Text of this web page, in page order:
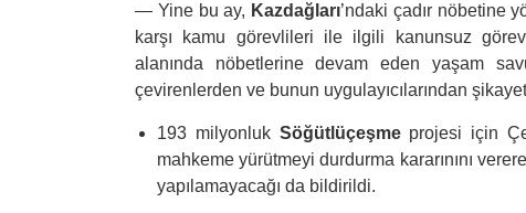
— Yine bu ay, Kazdağları’ndaki çadır nöbetine
karşı kamu görevlileri ile ilgili kanunsuz
alanında nöbetlerine devam eden yaşam
çevirenlerden ve bunun uygulayıcılarından
193 milyonluk Söğütlüçeşmeprojesi için
mahkeme yürütmeyi durdurma kararınını
yapılamayacağı da bildirildi.